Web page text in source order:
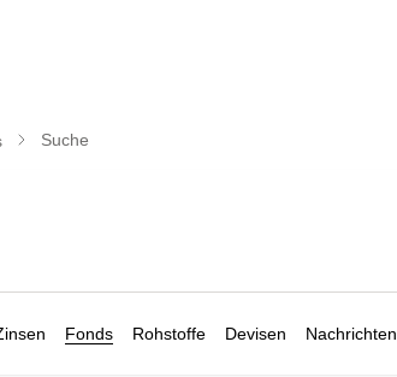
Suche
Fonds Rohstoffe Devisen Nachrichten